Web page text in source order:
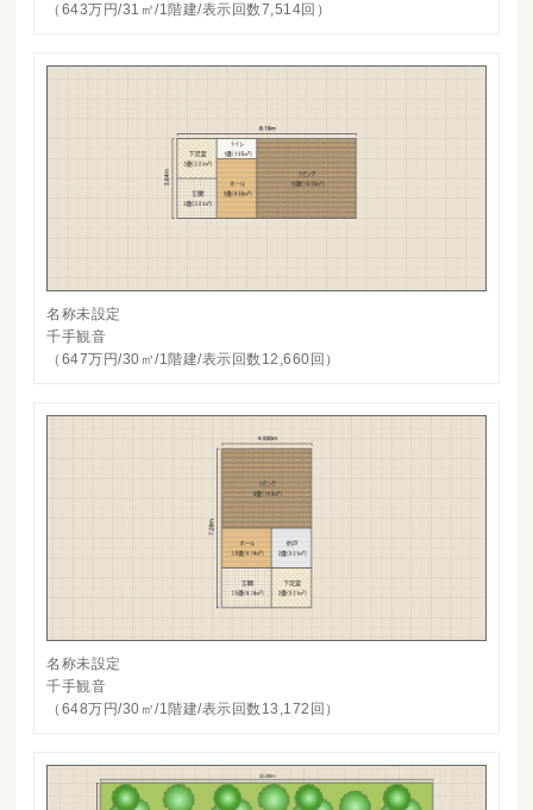
（643万円/31㎡/1階建/表示回数7,514回）
名称未設定
千手観音
（647万円/30㎡/1階建/表示回数12,660回）
名称未設定
千手観音
（648万円/30㎡/1階建/表示回数13,172回）